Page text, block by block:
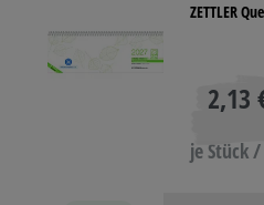
ZETTLER
2,13
je Stück